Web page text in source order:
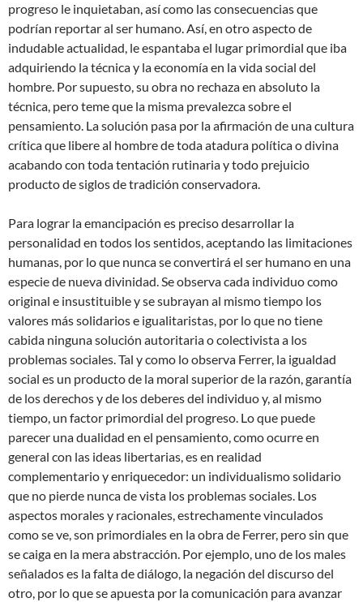
progreso le inquietaban, así como las consecuencias que
podrían reportar al ser humano. Así, en otro aspecto de
indudable actualidad, le espantaba el lugar primordial que iba
adquiriendo la técnica y la economía en la vida social del
hombre. Por supuesto, su obra no rechaza en absoluto la
técnica, pero teme que la misma prevalezca sobre el
pensamiento. La solución pasa por la afirmación de una cultura
crítica que libere al hombre de toda atadura política o divina
acabando con toda tentación rutinaria y todo prejuicio
producto de siglos de tradición conservadora.
Para lograr la emancipación es preciso desarrollar la
personalidad en todos los sentidos, aceptando las limitaciones
humanas, por lo que nunca se convertirá el ser humano en una
especie de nueva divinidad. Se observa cada individuo como
original e insustituible y se subrayan al mismo tiempo los
valores más solidarios e igualitaristas, por lo que no tiene
cabida ninguna solución autoritaria o colectivista a los
problemas sociales. Tal y como lo observa Ferrer, la igualdad
social es un producto de la moral superior de la razón, garantía
de los derechos y de los deberes del individuo y, al mismo
tiempo, un factor primordial del progreso. Lo que puede
parecer una dualidad en el pensamiento, como ocurre en
general con las ideas libertarias, es en realidad
complementario y enriquecedor: un individualismo solidario
que no pierde nunca de vista los problemas sociales. Los
aspectos morales y racionales, estrechamente vinculados
como se ve, son primordiales en la obra de Ferrer, pero sin que
se caiga en la mera abstracción. Por ejemplo, uno de los males
señalados es la falta de diálogo, la negación del discurso del
otro, por lo que se apuesta por la comunicación para avanzar